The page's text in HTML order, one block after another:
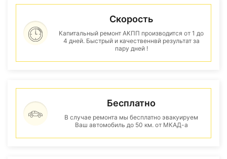
Скорость
Капитальный ремонт АКПП производится от 1 до
4 дней. Быстрый и качественнвй результат за
пару дней !
Бесплатно
В случае ремонта мы бесплатно эвакуируем
Ваш автомобиль до 50 км. от МКАД-а